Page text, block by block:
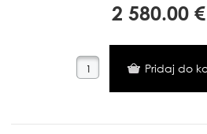
2 580.00 €